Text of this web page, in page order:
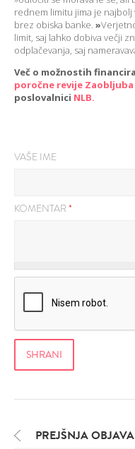
rednem limitu jima je najbolj
brez obiska banke. »
limit, saj lahko dobiva večji
odplačevanja, saj
Več o možnostih
poročne revije Zaobljuba
poslovalnici NLB.
VAŠE IME
KOMENTAR *
PREJŠNJA OBJAVA